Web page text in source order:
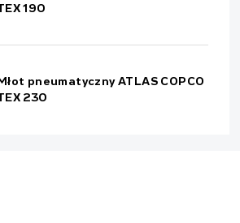
190
Młot pneumatyczny ATLAS COPCO
230